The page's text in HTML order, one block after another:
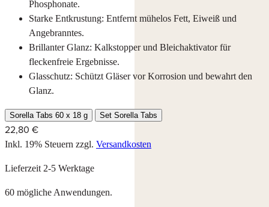
Phosphonate.
Starke Entkrustung: Entfernt mühelos Fett, Eiweiß und
Angebranntes.
Brillanter Glanz: Kalkstopper und Bleichaktivator für
fleckenfreie Ergebnisse.
Glasschutz: Schützt Gläser vor Korrosion und bewahrt den
Glanz.
Sorella Tabs 60 x 18 g Set Sorella Tabs
22,80 €
Inkl. 19% Steuern zzgl. Versandkosten
Lieferzeit 2-5 Werktage
60 mögliche Anwendungen.